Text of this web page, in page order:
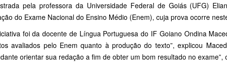
pela professora da Universidade Federal de Goiás (UFG)
do Exame Nacional do Ensino Médio (Enem), cuja prova ocorre
foi da docente de Língua Portuguesa do IF Goiano Ondina
avaliados pelo Enem quanto à produção do texto”, explicou
orientar sua redação a fim de obter um bom resultado no exame”,